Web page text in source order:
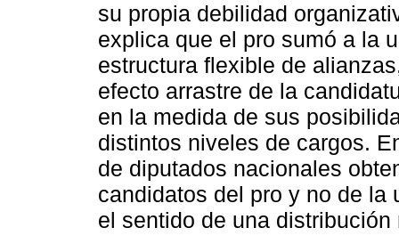
su propia debilidad
explica que el pro sumó a la
estructura flexible de
efecto arrastre de la
en la medida de sus
distintos niveles de cargos.
de diputados nacionales
candidatos del pro y no de la
el sentido de una